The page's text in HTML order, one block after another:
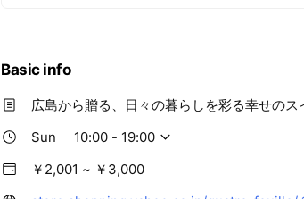
Basic info
広島から贈る、日々の暮らしを彩る幸せのス
Sun
10:00 - 19:00
￥2,001 ~ ￥3,000